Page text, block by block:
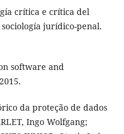
crítica e crítica del
jurídico-penal.
software and
da proteção de dados
Ingo Wolfgang;